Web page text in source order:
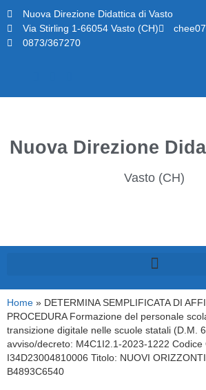
Nuova Direzione Didattica di Vasto
Via Stirling 1-66054 Vasto (CH)
0873/367270
Nuova Direzione
Vasto (CH)
Home » DETERMINA SEMPLIFICATA DI
PROCEDURA Formazione del personale
transizione digitale nelle scuole statali (D.M.
avviso/decreto: M4C1I2.1-2023-1222 Codice
I34D23004810006 Titolo: NUOVI
B4893C6540